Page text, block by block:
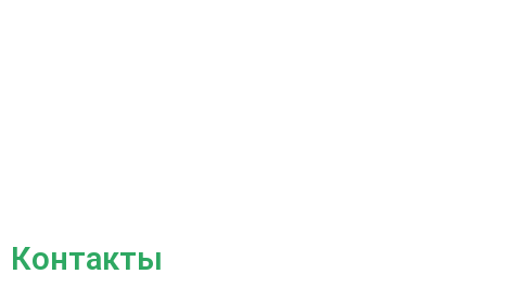
Контакты